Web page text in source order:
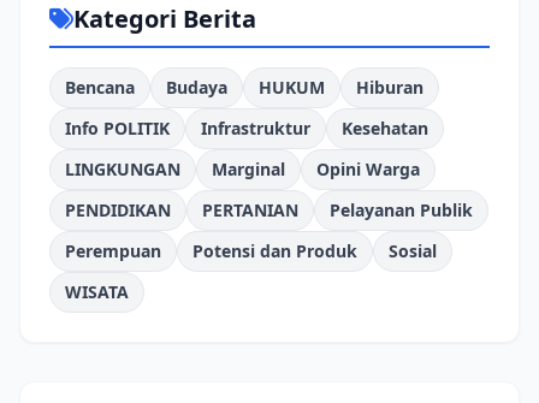
Kategori Berita
Bencana Budaya HUKUM
Hiburan
Info POLITIK
Infrastruktur
Kesehatan
LINGKUNGAN
Marginal
Opini Warga
PENDIDIKAN
PERTANIAN
Pelayanan Publik
Perempuan
Potensi dan Produk
Sosial
WISATA